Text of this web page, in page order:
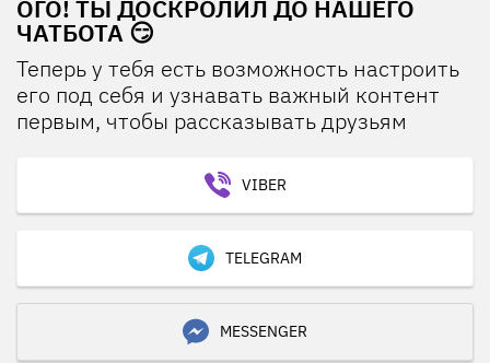
ОГО! ТЫ ДОСКРОЛИЛ ДО НАШЕГО
ЧАТБОТА 😏
Теперь у тебя есть возможность настроить
его под себя и узнавать важный контент
первым, чтобы рассказывать друзьям
VIBER
TELEGRAM
MESSENGER